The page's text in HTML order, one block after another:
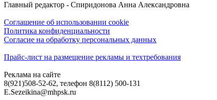
Главный редактор - Спиридонова Анна Александровна
Соглашение об использовании cookie
Политика конфиденциальности
Согласие на обработку персональных данных
Прайс-лист на размещение рекламы и техтребования
Реклама на сайте
8(921)508-52-62, телефон 8(8112) 500-131
E.Sezeikina@mhpsk.ru